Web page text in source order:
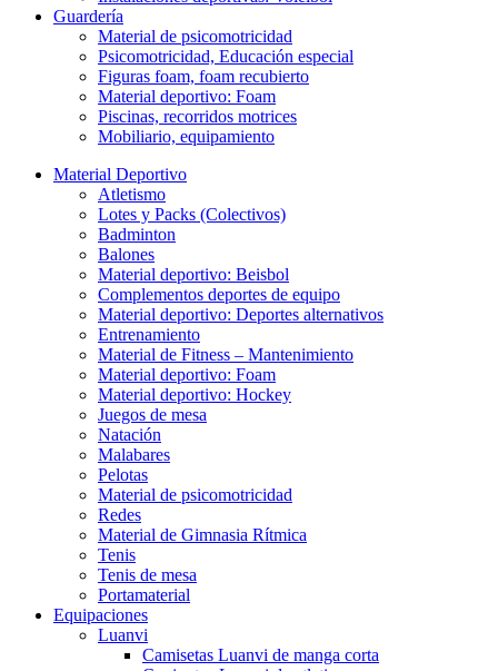
Guardería
Material de psicomotricidad
Psicomotricidad, Educación especial
Figuras foam, foam recubierto
Material deportivo: Foam
Piscinas, recorridos motrices
Mobiliario, equipamiento
Material Deportivo
Atletismo
Lotes y Packs (Colectivos)
Badminton
Balones
Material deportivo: Beisbol
Complementos deportes de equipo
Material deportivo: Deportes alternativos
Entrenamiento
Material de Fitness – Mantenimiento
Material deportivo: Foam
Material deportivo: Hockey
Juegos de mesa
Natación
Malabares
Pelotas
Material de psicomotricidad
Redes
Material de Gimnasia Rítmica
Tenis
Tenis de mesa
Portamaterial
Equipaciones
Luanvi
Camisetas Luanvi de manga corta